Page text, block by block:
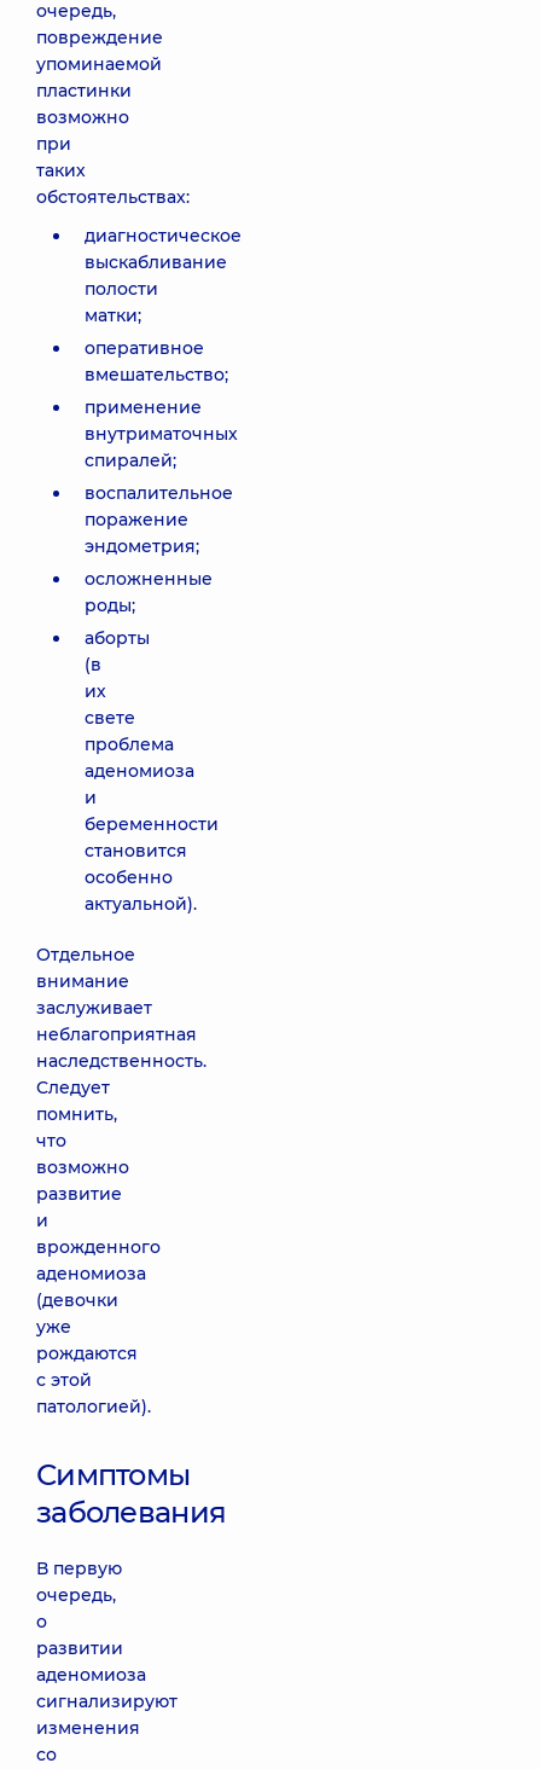
очередь,
повреждение
упоминаемой
пластинки
возможно
при
таких
обстоятельствах:
диагностическое
выскабливание
полости
матки;
оперативное
вмешательство;
применение
внутриматочных
спиралей;
воспалительное
поражение
эндометрия;
осложненные
роды;
аборты
(в
их
свете
проблема
аденомиоза
и
беременности
становится
особенно
актуальной).
Отдельное
внимание
заслуживает
неблагоприятная
наследственность.
Следует
помнить,
что
возможно
развитие
и
врожденного
аденомиоза
(девочки
уже
рождаются
с этой
патологией).
Симптомы
заболевания
В первую
очередь,
о
развитии
аденомиоза
сигнализируют
изменения
со